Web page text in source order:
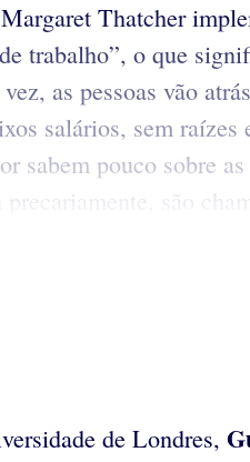
Thatcher
trabalho”, o que
as pessoas vão
salários, sem raízes
sabem pouco sobre as
são
de Londres,